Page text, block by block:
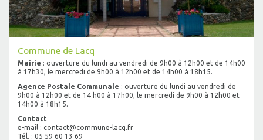
Commune de Lacq
Mairie : ouverture du lundi au vendredi de 9h00 à 12h00 et de 14h00
à 17h30, le mercredi de 9h00 à 12h00 et de 14h00 à 18h15.
Agence Postale Communale : ouverture du lundi au vendredi de
9h00 à 12h00 et de 14 h00 à 17h00, le mercredi de 9h00 à 12h00 et
14h00 à 18h15.
Contact
e-mail : contact@commune-lacq.fr
Tél. : 05 59 60 13 69